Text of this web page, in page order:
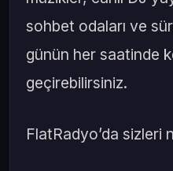
sohbet odaları ve
günün her saatinde
geçirebilirsiniz.
FlatRadyo’da sizleri